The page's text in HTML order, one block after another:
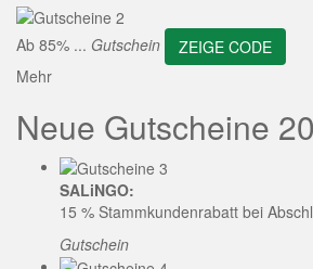
Ab 85% ... Gutschein
ZEIGE CODE
Mehr
Neue Gutscheine
SALiNGO:
15 % Stammkundenrabatt bei
Gutschein